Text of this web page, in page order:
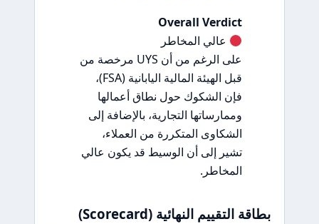
Overall Verdict
عالي المخاطر
على الرغم من أن UYS مرخصة من
قبل الهيئة المالية اليابانية (FSA)،
فإن الشكوك حول نطاق أعمالها
وممارساتها التجارية، بالإضافة إلى
الشكاوى المتكررة من العملاء،
تشير إلى أن الوسيط قد يكون عالي
المخاطر.
بطاقة التقييم النهائية (Scorecard)